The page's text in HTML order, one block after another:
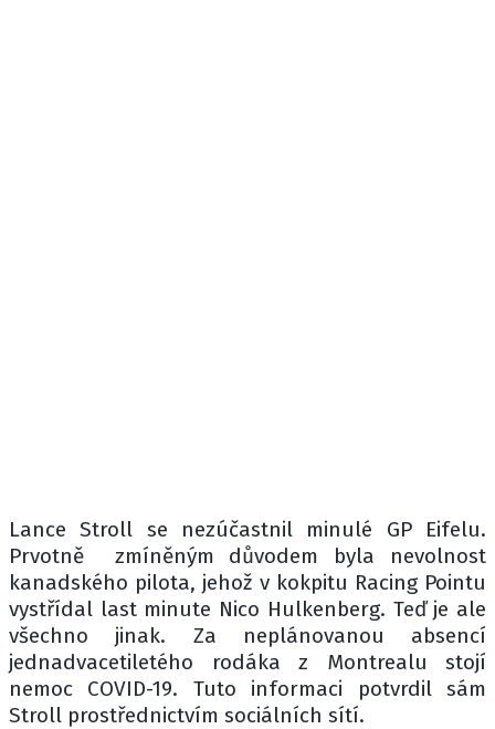
Lance Stroll se nezúčastnil minulé GP Eifelu.
Prvotně zmíněným důvodem byla nevolnost
kanadského pilota, jehož v kokpitu Racing Pointu
vystřídal last minute Nico Hulkenberg. Teď je ale
všechno jinak. Za neplánovanou absencí
jednadvacetiletého rodáka z Montrealu stojí
nemoc COVID-19. Tuto informaci potvrdil sám
Stroll prostřednictvím sociálních sítí.